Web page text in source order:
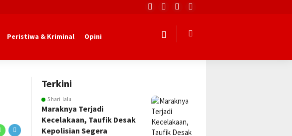
Peristiwa & Kriminal Opini
Terkini
5 hari lalu
Maraknya Terjadi
Kecelakaan, Taufik Desak
Kepolisian Segera